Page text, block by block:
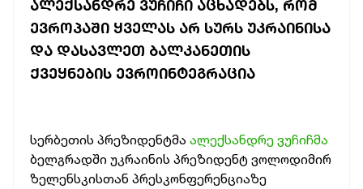
ᲐᲚᲔᲥᲡᲐᲜᲓᲠᲔ ᲕᲣᲩᲘᲩᲘ ᲐᲪᲮᲐᲓᲔᲑᲡ, ᲠᲝᲛ
ᲔᲕᲠᲝᲞᲐᲨᲘ ᲧᲕᲔᲚᲐᲡ ᲐᲠ ᲡᲣᲠᲡ ᲣᲙᲠᲐᲘᲜᲘᲡᲐ
ᲓᲐ ᲓᲐᲡᲐᲕᲚᲔᲗ ᲑᲐᲚᲙᲐᲜᲔᲗᲘᲡ
ᲥᲕᲔᲧᲜᲔᲑᲘᲡ ᲔᲕᲠᲝᲘᲜᲢᲔᲒᲠᲐᲪᲘᲐ
სერბეთის პრეზიდენტმა ალექსანდრე ვუჩიჩმა
ბელგრადში უკრაინის პრეზიდენტ ვოლოდიმირ
ზელენსკისთან პრესკონფერენციაზე